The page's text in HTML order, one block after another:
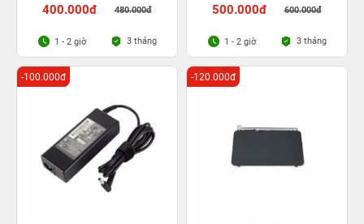
400.000đ 480.000đ
1 - 2 giờ 3 tháng
500.000đ 600.000đ
1 - 2 giờ 3 tháng
-100.000đ -120.000đ